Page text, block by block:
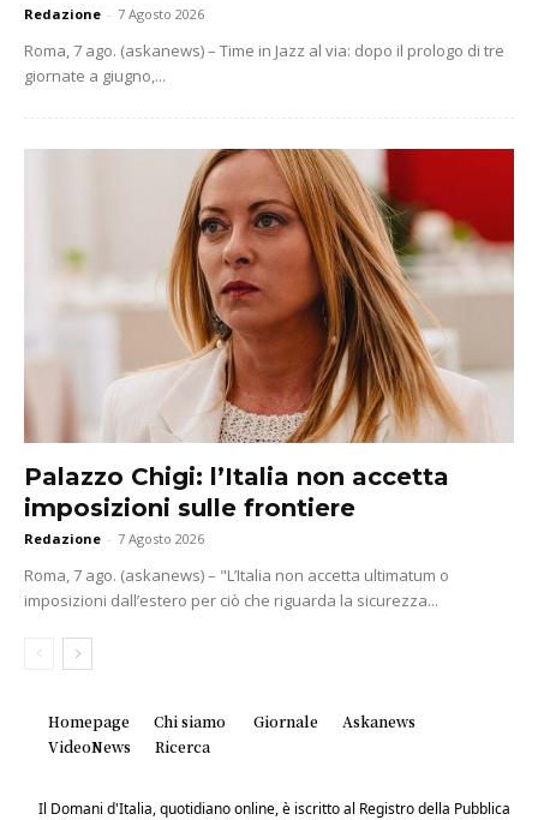
Redazione - 7 Agosto 2026
Roma, 7 ago. (askanews) – Time in Jazz al via: dopo il prologo di tre
giornate a giugno,...
Palazzo Chigi: l’Italia non accetta
imposizioni sulle frontiere
Redazione - 7 Agosto 2026
Roma, 7 ago. (askanews) – "L’Italia non accetta ultimatum o
imposizioni dall’estero per ciò che riguarda la sicurezza...
Homepage Chi siamo Giornale
Askanews
VideoNews
Ricerca
Il Domani d'Italia, quotidiano online, è iscritto al Registro della Pubblica